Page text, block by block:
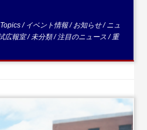
Topics/ イベント情報/お知らせ/ニュ
広報室/未分類/注目のニュース/重